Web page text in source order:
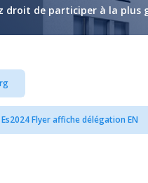
droit de participer à la
Flyer affiche délégation EN